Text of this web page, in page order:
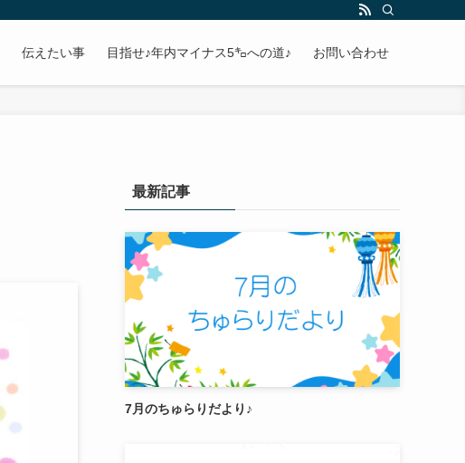
伝えたい事 目指せ♪年内マイナス5㌔への道♪ お問い合わせ
最新記事
7月のちゅらりだより♪